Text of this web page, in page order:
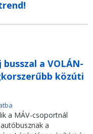
a VOLÁN-
közúti
a MÁV-csoportnál
a